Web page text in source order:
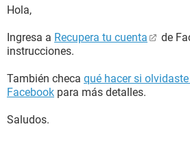
Hola,
Ingresa a Recupera tu cuenta
de
instrucciones.
También checa qué hacer si
Facebook para más detalles.
Saludos.